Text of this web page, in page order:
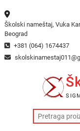
to
content
Školski nameštaj, Vuka
Beograd
+381 (064) 1674437